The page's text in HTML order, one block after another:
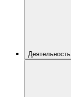
Деятельность